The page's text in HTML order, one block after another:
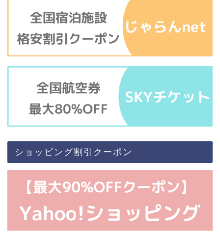
ショッピング割引クーポン